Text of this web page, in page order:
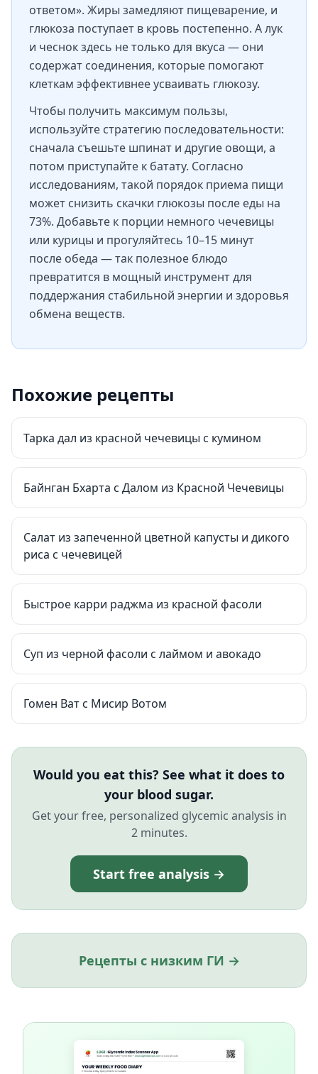
ответом». Жиры замедляют пищеварение, и
глюкоза поступает в кровь постепенно. А лук
и чеснок здесь не только для вкуса — они
содержат соединения, которые помогают
клеткам эффективнее усваивать глюкозу.
Чтобы получить максимум пользы,
используйте стратегию последовательности:
сначала съешьте шпинат и другие овощи, а
потом приступайте к батату. Согласно
исследованиям, такой порядок приема пищи
может снизить скачки глюкозы после еды на
73%. Добавьте к порции немного чечевицы
или курицы и прогуляйтесь 10–15 минут
после обеда — так полезное блюдо
превратится в мощный инструмент для
поддержания стабильной энергии и здоровья
обмена веществ.
Похожие рецепты
Тарка дал из красной чечевицы с кумином
Байнган Бхарта с Далом из Красной Чечевицы
Салат из запеченной цветной капусты и дикого
риса с чечевицей
Быстрое карри раджма из красной фасоли
Суп из черной фасоли с лаймом и авокадо
Гомен Ват с Мисир Вотом
Would you eat this? See what it does to
your blood sugar.
Get your free, personalized glycemic analysis in
2 minutes.
Start free analysis →
Рецепты с низким ГИ →